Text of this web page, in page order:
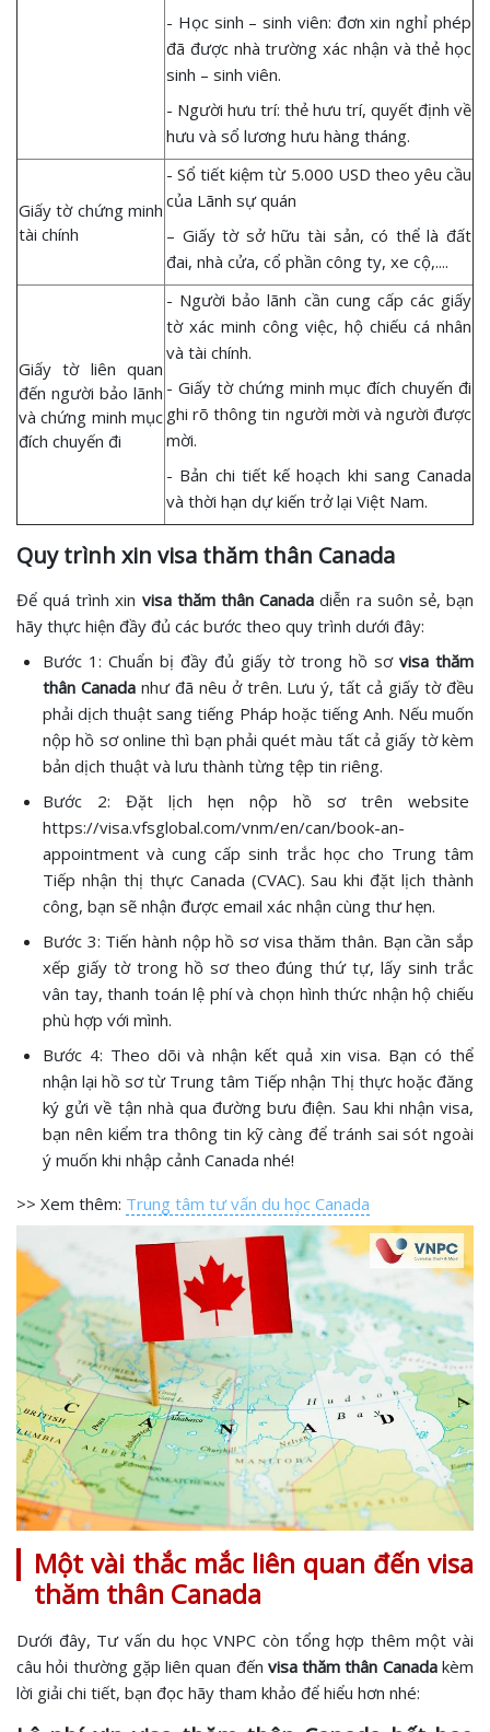
- Học sinh – sinh viên: đơn xin nghỉ phép
đã được nhà trường xác nhận và thẻ học
sinh – sinh viên.
- Người hưu trí: thẻ hưu trí, quyết định về
hưu và sổ lương hưu hàng tháng.
Giấy tờ chứng minh
tài chính
- Sổ tiết kiệm từ 5.000 USD theo yêu cầu
của Lãnh sự quán
– Giấy tờ sở hữu tài sản, có thể là đất
đai, nhà cửa, cổ phần công ty, xe cộ,....
Giấy tờ liên quan
đến người bảo lãnh
và chứng minh mục
đích chuyến đi
- Người bảo lãnh cần cung cấp các giấy
tờ xác minh công việc, hộ chiếu cá nhân
và tài chính.
- Giấy tờ chứng minh mục đích chuyến đi
ghi rõ thông tin người mời và người được
mời.
- Bản chi tiết kế hoạch khi sang Canada
và thời hạn dự kiến trở lại Việt Nam.
Quy trình xin visa thăm thân Canada
Để quá trình xin visa thăm thân Canada diễn ra suôn sẻ, bạn
hãy thực hiện đầy đủ các bước theo quy trình dưới đây:
Bước 1: Chuẩn bị đầy đủ giấy tờ trong hồ sơvisa thăm
thân Canadanhư đã nêu ở trên. Lưu ý, tất cả giấy tờ đều
phải dịch thuật sang tiếng Pháp hoặc tiếng Anh. Nếu muốn
nộp hồ sơ online thì bạn phải quét màu tất cả giấy tờ kèm
bản dịch thuật và lưu thành từng tệp tin riêng.
Bước 2: Đặt lịch hẹn nộp hồ sơ trên website
https://visa.vfsglobal.com/vnm/en/can/book-an-
appointment và cung cấp sinh trắc học cho Trung tâm
Tiếp nhận thị thực Canada (CVAC). Sau khi đặt lịch thành
công, bạn sẽ nhận được email xác nhận cùng thư hẹn.
Bước 3: Tiến hành nộp hồ sơ visa thăm thân. Bạn cần sắp
xếp giấy tờ trong hồ sơ theo đúng thứ tự, lấy sinh trắc
vân tay, thanh toán lệ phí và chọn hình thức nhận hộ chiếu
phù hợp với mình.
Bước 4: Theo dõi và nhận kết quả xin visa. Bạn có thể
nhận lại hồ sơ từ Trung tâm Tiếp nhận Thị thực hoặc đăng
ký gửi về tận nhà qua đường bưu điện. Sau khi nhận visa,
bạn nên kiểm tra thông tin kỹ càng để tránh sai sót ngoài
ý muốn khi nhập cảnh Canada nhé!
>> Xem thêm: Trung tâm tư vấn du học Canada
Một vài thắc mắc liên quan đến visa
thăm thân Canada
Dưới đây, Tư vấn du học VNPC còn tổng hợp thêm một vài
câu hỏi thường gặp liên quan đến visa thăm thân Canadakèm
lời giải chi tiết, bạn đọc hãy tham khảo để hiểu hơn nhé: